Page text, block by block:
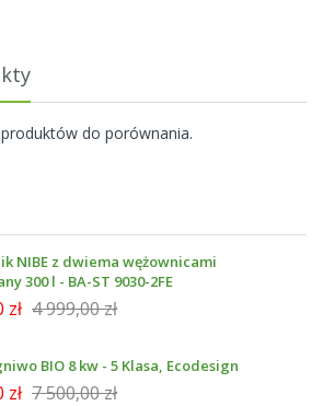
do porównania.
NIBE z dwiema wężownicami
300 l - BA-ST 9030-2FE
zł 4 999,00 zł
BIO 8 kw - 5 Klasa, Ecodesign
zł 7 500,00 zł